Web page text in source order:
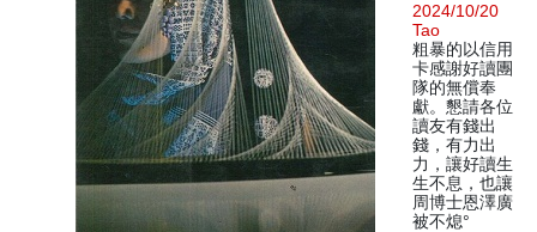
2024/10/20
Tao
粗暴的以信用
卡感謝好讀團
隊的無償奉
獻。懇請各位
讀友有錢出
錢，有力出
力，讓好讀生
生不息，也讓
周博士恩澤廣
被不熄°